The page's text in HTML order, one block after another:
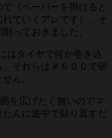
（ペーパーを掛けると
れていくアレです）、そ
っておきました。
はタイヤで何か巻き込
それらは＃６００で研
ん。
を広げたく無いのでマ
んに途中で貼り直すだ